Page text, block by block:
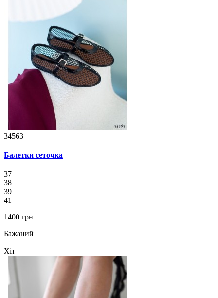
34563
Балетки сеточка
37
38
39
41
1400 грн
Бажаний
Хіт